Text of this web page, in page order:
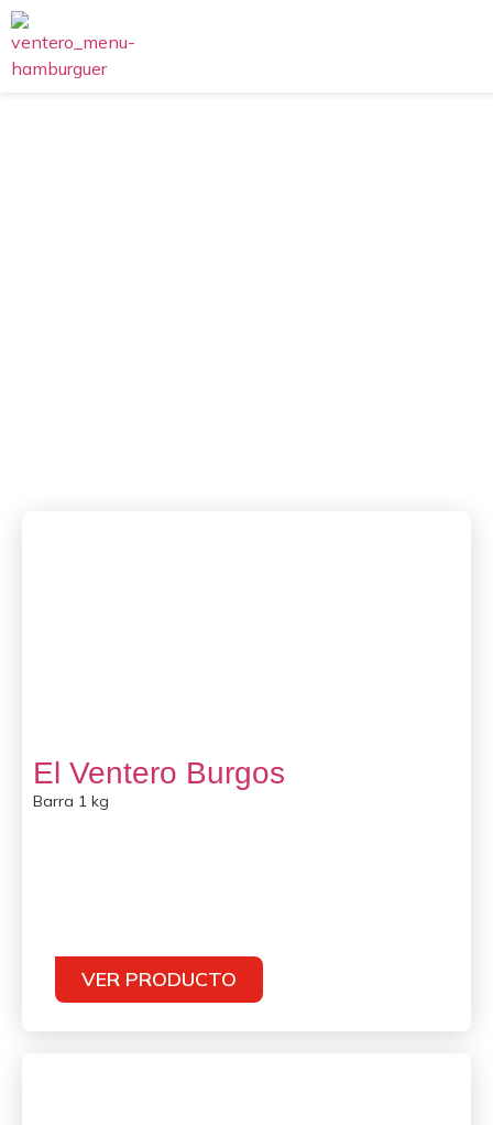
El Ventero Burgos
Barra 1 kg
VER PRODUCTO